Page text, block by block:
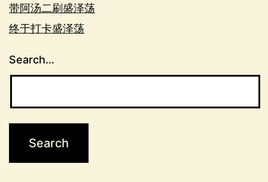
带阿汤二刷盛泽荡
终于打卡盛泽荡
Search…